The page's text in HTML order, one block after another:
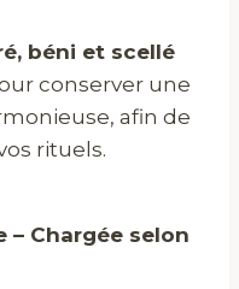
béni et scellé
conserver une
afin de
rituels.
Chargée selon